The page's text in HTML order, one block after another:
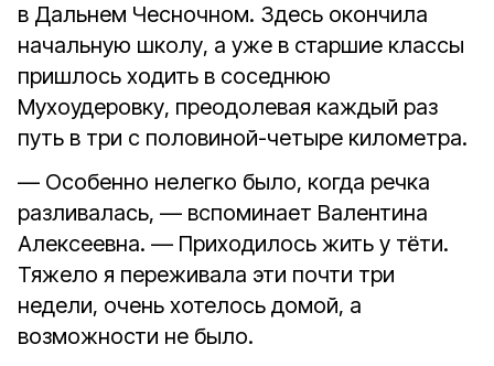
в Дальнем Чесночном. Здесь окончила
начальную школу, а уже в старшие классы
пришлось ходить в соседнюю
Мухоудеровку, преодолевая каждый раз
путь в три с половиной-четыре километра.
— Особенно нелегко было, когда речка
разливалась, — вспоминает Валентина
Алексеевна. — Приходилось жить у тёти.
Тяжело я переживала эти почти три
недели, очень хотелось домой, а
возможности не было.